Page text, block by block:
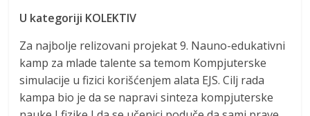
U kategoriji KOLEKTIV
Za najbolje relizovani projekat 9. Nauno-edukativni
kamp za mlade talente sa temom Kompjuterske
simulacije u fizici korišćenjem alata EJS. Cilj rada
kampa bio je da se napravi sinteza kompjuterske